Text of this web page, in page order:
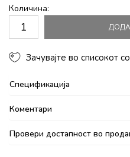
Количина:
Зачувајте во списокот
Спецификација
Коментари
Провери достапност во